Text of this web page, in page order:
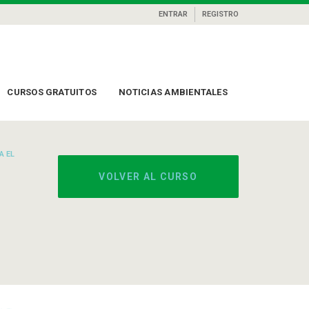
ENTRAR REGISTRO
CURSOS GRATUITOS NOTICIAS AMBIENTALES
EL
VOLVER AL CURSO